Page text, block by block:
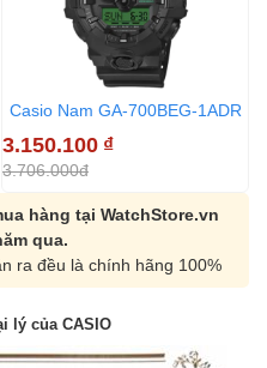
Casio Nam GA-700BEG-1ADR
3.150.100 ₫
3.706.000đ
hàng tại WatchStore.vn
qua.
ra đều là chính hãng 100%
lý của CASIO